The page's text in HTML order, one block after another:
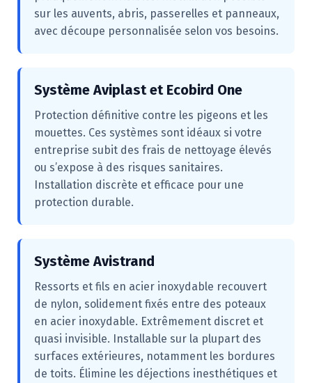
sur les auvents, abris, passerelles et panneaux,
avec découpe personnalisée selon vos besoins.
Système Aviplast et Ecobird One
Protection définitive contre les pigeons et les
mouettes. Ces systèmes sont idéaux si votre
entreprise subit des frais de nettoyage élevés
ou s’expose à des risques sanitaires.
Installation discrète et efficace pour une
protection durable.
Système Avistrand
Ressorts et fils en acier inoxydable recouvert
de nylon, solidement fixés entre des poteaux
en acier inoxydable. Extrêmement discret et
quasi invisible. Installable sur la plupart des
surfaces extérieures, notamment les bordures
de toits. Élimine les déjections inesthétiques et